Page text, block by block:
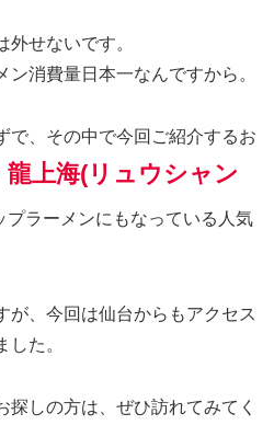
せないです。
消費量日本一なんですから。
で、その中で今回ご紹介するお
上海(リュウシャン
プラーメンにもなっている人気
が、今回は仙台からもアクセス
た。
探しの方は、ぜひ訪れてみてく